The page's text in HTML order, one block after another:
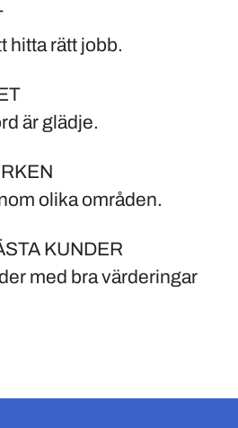
hitta rätt jobb.
är glädje.
olika områden.
KUNDER
med bra värderingar